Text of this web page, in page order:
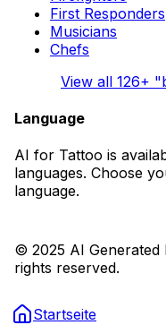
First Responders
Musicians
Chefs
View all 126+
Language
AI for Tattoo is
languages. Choose
language.
© 2025 AI Generated
rights reserved.
Startseite